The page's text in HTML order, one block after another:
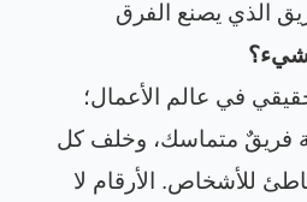
الذي يصنع الفرق
شيء؟
في عالم الأعمال؛
فريقٌ متماسك، وخلف كل
للأشخاص. الأرقام لا